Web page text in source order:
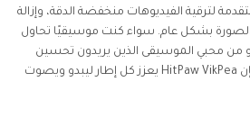
لترقية الفيديوهات منخفضة الدقة، وإزالة
بشكل عام. سواء كنت موسيقيًا تحاول
محبي الموسيقى الذين يريدون تحسين
أفلام الحفلات الموسيقية، فإن HitPaw VikPea يعزز كل إطار ليبدو ويصوت